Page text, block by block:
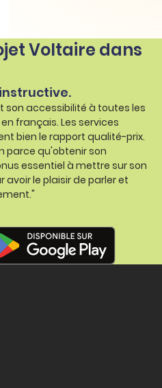
Voltaire dans
son accessibilité à toutes les
français. Les services
bien le rapport qualité-prix.
parce qu'obtenir son
essentiel à mettre sur son
avoir le plaisir de parler et